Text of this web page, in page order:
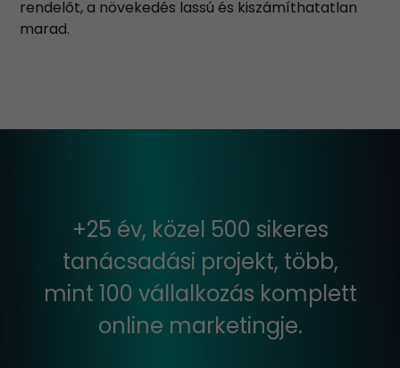
rendelőt, a növekedés lassú és kiszámíthatatlan
marad.
+25 év, közel 500 sikeres
tanácsadási projekt, több,
mint 100 vállalkozás komplett
online marketingje.